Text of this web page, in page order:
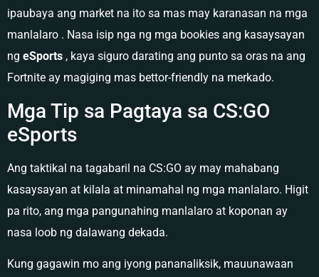
ipaubaya ang market na ito sa mas may karanasan na mga
manlalaro . Nasa isip nga ng mga bookies ang kasaysayan
ng eSports , kaya siguro darating ang punto sa oras na ang
Fortnite ay magiging mas bettor-friendly na merkado.
Mga Tip sa Pagtaya sa CS:GO
eSports
Ang taktikal na tagabaril na CS:GO ay may mahabang
kasaysayan at kilala at minamahal ng mga manlalaro. Higit
pa rito, ang mga pangunahing manlalaro at koponan ay
nasa loob ng dalawang dekada.
Kung gagawin mo ang iyong pananaliksik, mauunawaan